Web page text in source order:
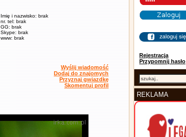
Imię i nazwisko: brak
nr. tel: brak
GG: brak
Skype: brak
www: brak
Wyślij wiadomość
Dodaj do znajomych
Przyznaj gwiazdkę
Skomentuj profil
Rejestracja
Przypomnij hasło
REKLAMA